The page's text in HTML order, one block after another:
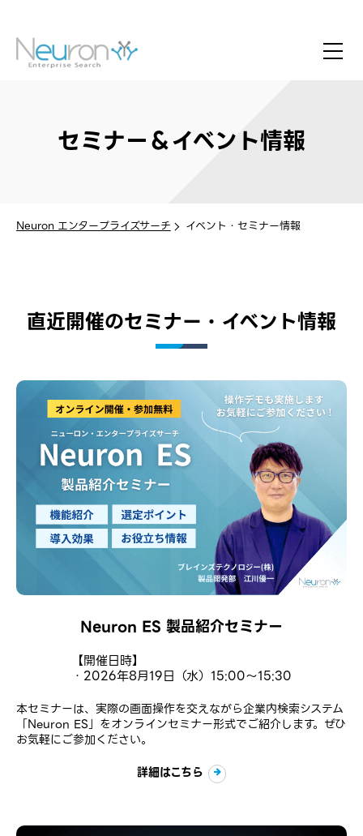
セミナー＆イベント情報
Neuron エンタープライズサーチ イベント・セミナー情報
直近開催のセミナー・イベント情報
Neuron ES 製品紹介セミナー
【開催日時】
・2026年8月19日（水）15:00～15:30
本セミナーは、実際の画面操作を交えながら企業内検索システム
「Neuron ES」をオンラインセミナー形式でご紹介します。ぜひ
お気軽にご参加ください。
詳細はこちら